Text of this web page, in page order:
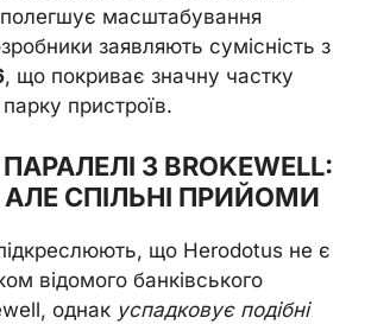
полегшує масштабування
заявляють сумісність з
, що покриває значну частку
пристроїв.
З BROKEWELL:
СПІЛЬНІ ПРИЙОМИ
що Herodotus не є
відомого банківського
однак успадковує подібні